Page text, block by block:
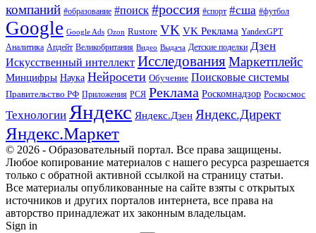
компаний #образование #поиск #россия #спорт #сша #футбол
Google Google Ads Ozon Rustore VK VK Реклама YandexGPT
Аналитика Апдейт Великобритания Видео Выдача Детские поделки Дзен
Искусственный интеллект ИсследованияМаркетплейс
Минцифры Наука Нейросети Обучение Поисковые системы
Правительство РФ Приложения РСЯ Реклама Роскомнадзор Роскосмос
Технологии Яндекс Яндекс.Дзен Яндекс.Директ
Яндекс.Маркет
© 2026 - Образовательный портал. Все права защищены.
Любое копирование материалов с нашего ресурса разрешается
только с обратной активной ссылкой на страницу статьи.
Все материалы опубликованные на сайте взяты с открытых
источников и других порталов интернета, все права на
авторство принадлежат их законным владельцам.
Sign in